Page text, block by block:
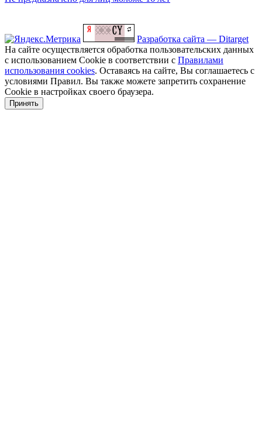
Разработка сайта — Ditarget
На сайте осуществляется обработка пользовательских данных
с использованием Cookie в соответствии с Правилами
использования cookies. Оставаясь на сайте, Вы соглашаетесь с
условиями Правил. Вы также можете запретить сохранение
Cookie в настройках своего браузера.
Принять